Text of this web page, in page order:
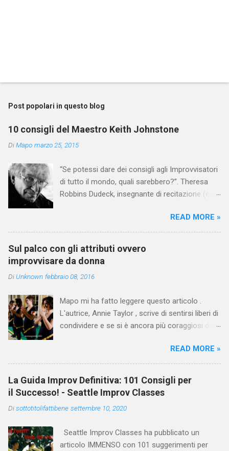
t
n
c
m
m
e
n
t
o
Post popolari in questo blog
10 consigli del Maestro Keith Johnstone
DiMapo marzo 25, 2015
“Se potessi dare dei consigli agli Improvvisatori
di tutto il mondo, quali sarebbero?”. Theresa
Robbins Dudeck, insegnante di recitazione (ed
University di Orange (in California), ha posto
questa domanda a Keith Johnstone, chiedendo
circa un consiglio al giorno, nelle 2 settimane in
cui si trovava con lui a Calgary nel 2014, per
la spedizione alla Stanford University. Queste
suo lavoro raccolti in questo articolo che
Davide ha tradotto e adattato per noi.
READ MORE »
Sul palco con gli attributi ovvero
improvvisare da donna
DiUnknown febbraio 08, 2016
Mapo mi ha fatto leggere questo articolo .
L'autrice, Annie Taylor , scrive di sentirsi liberi di
condividere e se si è ancora più coraggiosi di
Sostanzialmente Annie racconta che durante
un'intervista radiofonica, quando le è stato
chiesto quale fosse stato il momento peggiore
nella sua carriera improvvisativa, lei avesse
glissato. " Perché la verità è che... ero troppo
spaventata di parlare del mio peggior momento
sono ancora molto sensibile al pensiero di
quello che è successo. Mi fa sentire arrabbiata,
READ MORE »
La Guida Improv Definitiva: 101 Consigli per
il Successo! - Seattle Improv Classes
Disottotitolifattibene settembre 10, 2020
Seattle Improv Classes ha pubblicato un
articolo IMMENSO con 101 suggerimenti per